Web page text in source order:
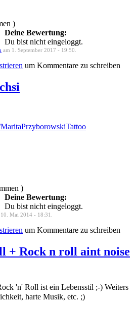
)
Deine Bewertung:
Du bist nicht eingeloggt.
am 1. September 2017 - 19:50.
um Kommentare zu schreiben
)
Deine Bewertung:
Du bist nicht eingeloggt.
Mai 2014 - 18:31.
um Kommentare zu schreiben
+ Rock n roll aint noise
'n' Roll ist ein Lebensstil ;-) Weiters
harte Musik, etc. ;)